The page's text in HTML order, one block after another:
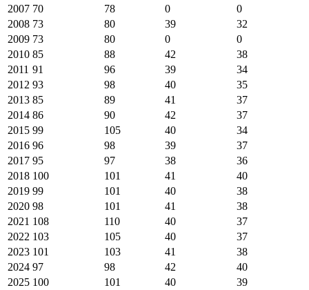
2007 70 78 0
0
2008 73 80 39
32
2009 73 80 0
0
2010 85 88 42
38
2011 91 96 39
34
2012 93 98 40
35
2013 85 89 41
37
2014 86 90 42
37
2015 99 105 40
34
2016 96 98 39
37
2017 95 97 38
36
2018 100 101 41
40
2019 99 101 40
38
2020 98 101 41
38
2021 108 110 40
37
2022 103 105 40
37
2023 101 103 41
38
2024 97 98 42
40
2025 100 101 40
39